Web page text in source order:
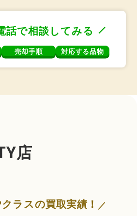
話で相談してみる
売却手順 対応する品物
店
ラスの買取実績！